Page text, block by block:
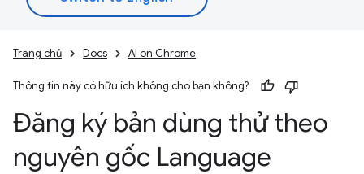
Trang chủ Docs AI on Chrome
Thông tin này có hữu ích không cho bạn không?
Đăng ký bản dùng thử theo
nguyên gốc Language